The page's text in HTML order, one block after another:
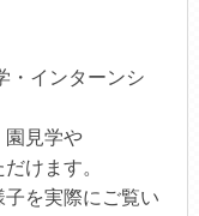
・インターンシ
園見学や
けます。
子を実際にご覧い